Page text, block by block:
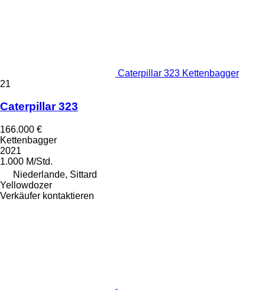
Caterpillar 323 Kettenbagger
21
Caterpillar 323
166.000 €
Kettenbagger
2021
1.000 M/Std.
Niederlande, Sittard
Yellowdozer
Verkäufer kontaktieren